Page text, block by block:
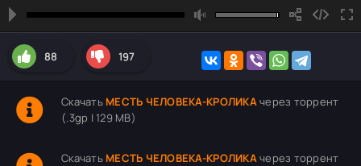
88 197
Скачать МЕСТЬ ЧЕЛОВЕКА-КРОЛИКАчерез торрент
(.3gp | 129 MB)
Скачать МЕСТЬ ЧЕЛОВЕКА-КРОЛИКАчерез торрент